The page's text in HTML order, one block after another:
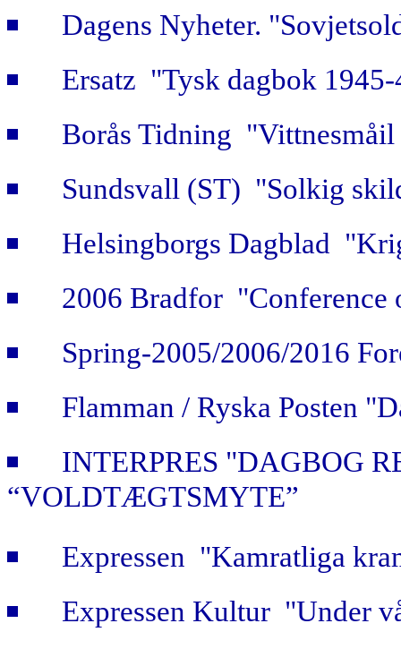
Dagens Nyheter.
Ersatz "Tysk dagbok
Borås Tidning
Sundsvall (ST) "Solkig
Helsingborgs Dagblad
2006 Bradfor "Conference
Spring-2005/2006/2016
Flamman / Ryska Posten
INTERPRES "DAGBOG
“VOLDTÆGTSMYTE”
Expressen "Kamratliga
Expressen Kultur "Under